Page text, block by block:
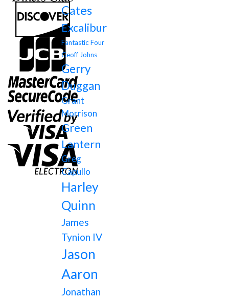
Cates
Excalibur
Fantastic Four
Geoff Johns
Gerry
Duggan
Grant
Morrison
Green
Lantern
Greg
Capullo
Harley
Quinn
James
Tynion IV
Jason
Aaron
Jonathan